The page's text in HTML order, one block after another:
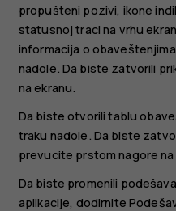
propušteni pozivi, ikone
statusnoj traci na vrhu
informacija o
nadole. Da biste zatvorili
na ekranu.
Da biste otvorili tablu
traku nadole. Da biste
prevucite prstom nagore na
Da biste promenili
aplikacije, dodirnite